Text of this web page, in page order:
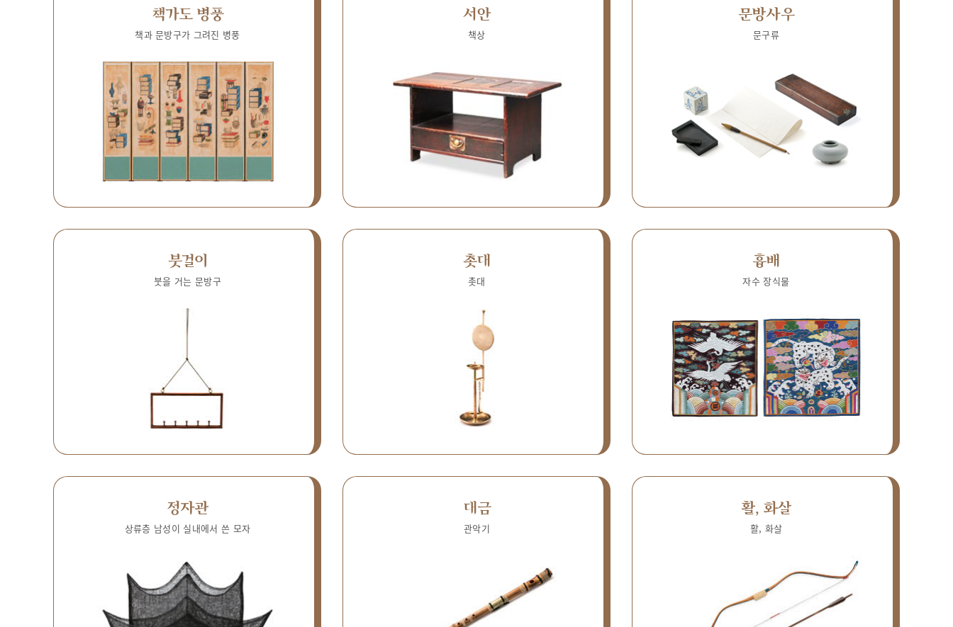
책가도 병풍
책과 문방구가 그려진 병풍
서안
책상
문방사우
문구류
붓걸이
붓을 거는 문방구
촛대
촛대
흉배
자수 장식물
정자관
상류층 남성이 실내에서 쓴 모자
대금
관악기
활, 화살
활, 화살